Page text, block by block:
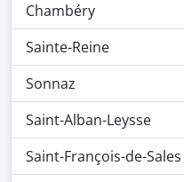
Chambéry
Sainte-Reine
Sonnaz
Saint-Alban-Leysse
Saint-François-de-Sales